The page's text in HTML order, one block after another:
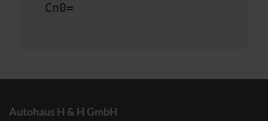
Cn0=
Autohaus H & H GmbH